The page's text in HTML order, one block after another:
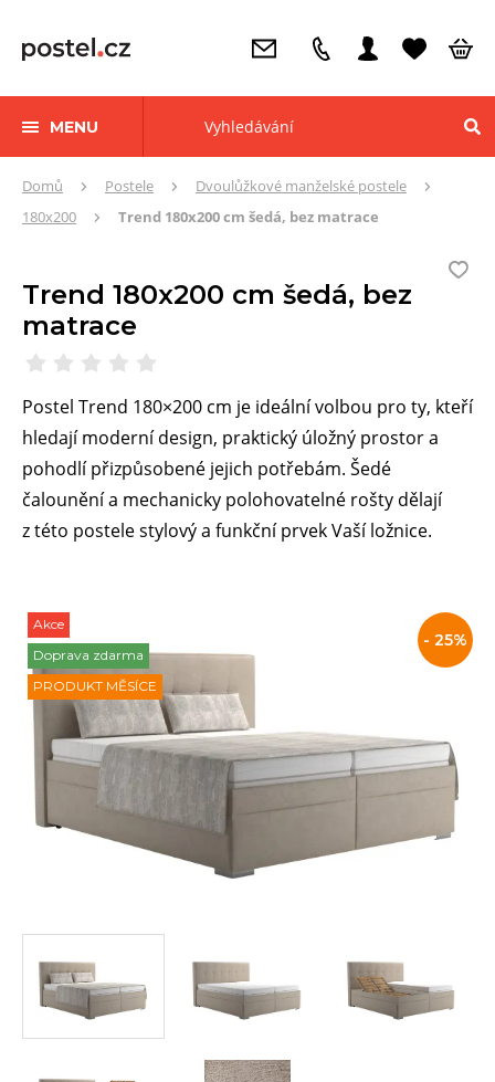
MENU
ZdeDomů Postele
Dvoulůžkové manželské postele
180x200
Trend 180x200 cm šedá, bez matrace
Trend 180x200 cm šedá, bez
matrace
Postel Trend 180×200 cm je ideální volbou pro ty, kteří
hledají moderní design, praktický úložný prostor a
pohodlí přizpůsobené jejich potřebám. Šedé
čalounění a mechanicky polohovatelné rošty dělají
z této postele stylový a funkční prvek Vaší ložnice.
Akce
Doprava zdarma
PRODUKT MĚSÍCE
Slevy
akce
- 25%